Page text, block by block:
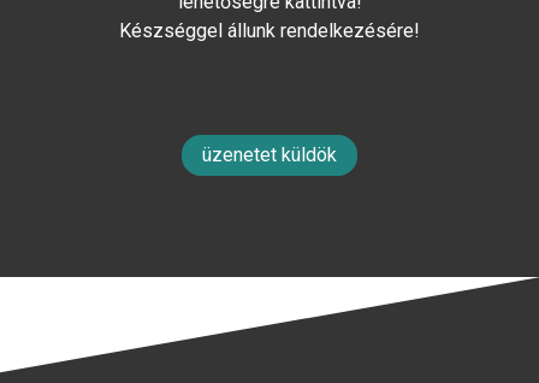
Készséggel állunk rendelkezésére!
üzenetet küldök